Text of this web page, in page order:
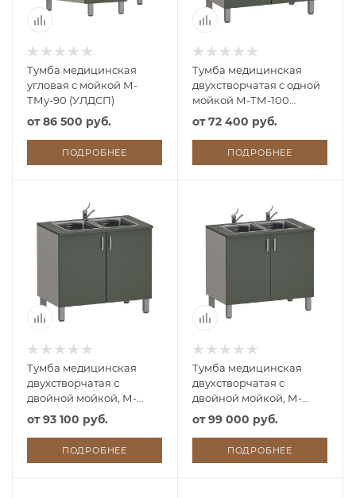
Тумба медицинская
угловая с мойкой М-
ТМу-90 (УЛДСП)
от86 500 руб.
ПОДРОБНЕЕ
Тумба медицинская
двухстворчатая с одной
мойкой М-ТМ-100
(УЛДСП)
от72 400 руб.
ПОДРОБНЕЕ
Тумба медицинская
двухстворчатая с
двойной мойкой, М-
ТМ/2-100 (УЛДСП)
от93 100 руб.
ПОДРОБНЕЕ
Тумба медицинская
двухстворчатая с
двойной мойкой, М-
ТМ/2-100 (УЛДСП, 2
смесителя локтевых)
от99 000 руб.
ПОДРОБНЕЕ